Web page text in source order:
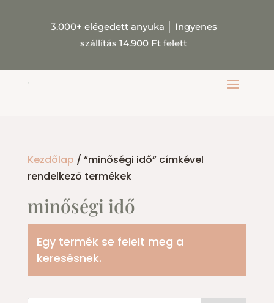
3.000+ elégedett anyuka
Ingyenes
szállítás 14.900 Ft felett
Kezdőlap / “minőségi idő” címkével
rendelkező termékek
minőségi idő
Egy termék se felelt meg a
keresésnek.